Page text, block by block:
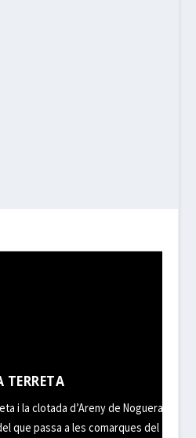
TERRETA
i la clotada d’Areny de Noguera,
que passa a les comarques del